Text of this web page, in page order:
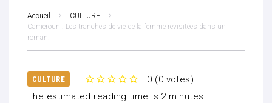
Accueil
CULTURE
Cameroun : Les tranches de vie de la femme revisitées dans un
roman.
CULTURE
5
3
1
0 (0 votes)
The estimated reading time is 2 minutes